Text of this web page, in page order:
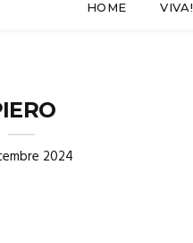
HOME VIVA!
2024